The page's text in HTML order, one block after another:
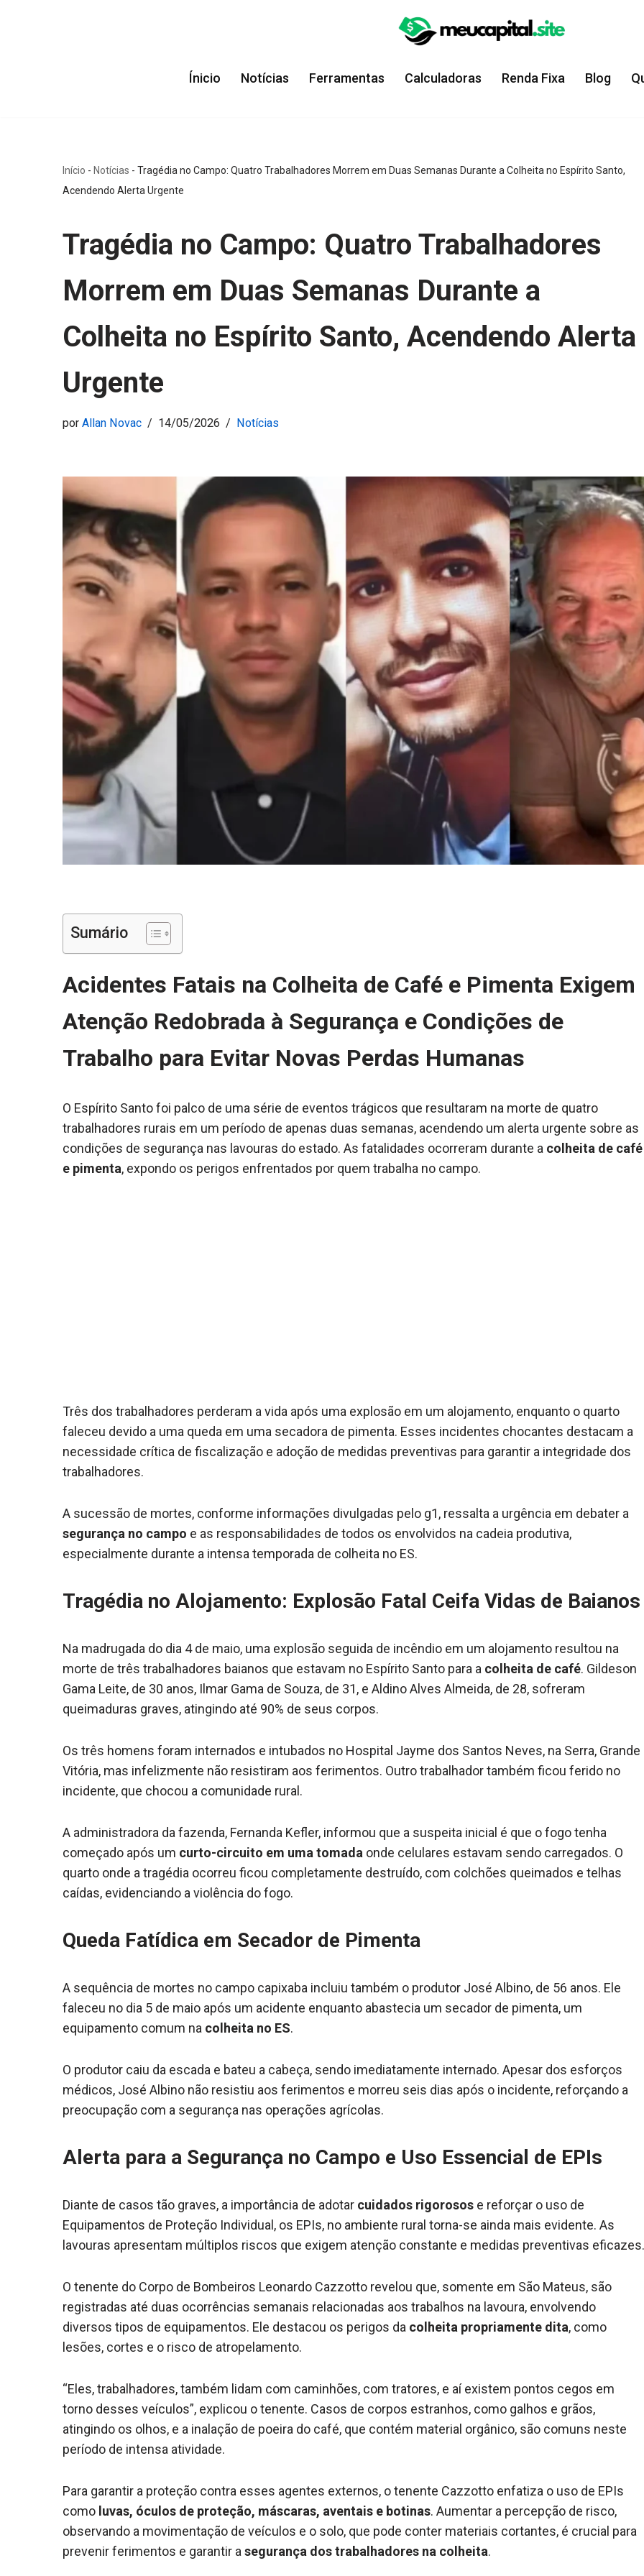
Ínicio Notícias Ferramentas Calculadoras Renda Fixa Blog
Início - Notícias - Tragédia no Campo: Quatro Trabalhadores Morrem em Duas Semanas Durante a Colheita no Espírito Santo,
Acendendo Alerta Urgente
Tragédia no Campo: Quatro Trabalhadores
Morrem em Duas Semanas Durante a
Colheita no Espírito Santo, Acendendo Alerta
Urgente
por Allan Novac 14/05/2026 Notícias
Sumário
Acidentes Fatais na Colheita de Café e Pimenta Exigem
Atenção Redobrada à Segurança e Condições de
Trabalho para Evitar Novas Perdas Humanas
O Espírito Santo foi palco de uma série de eventos trágicos que resultaram na morte de quatro
trabalhadores rurais em um período de apenas duas semanas, acendendo um alerta urgente sobre as
condições de segurança nas lavouras do estado. As fatalidades ocorreram durante a colheita de café
e pimenta, expondo os perigos enfrentados por quem trabalha no campo.
Três dos trabalhadores perderam a vida após uma explosão em um alojamento, enquanto o quarto
faleceu devido a uma queda em uma secadora de pimenta. Esses incidentes chocantes destacam a
necessidade crítica de fiscalização e adoção de medidas preventivas para garantir a integridade dos
trabalhadores.
A sucessão de mortes, conforme informações divulgadas pelo g1, ressalta a urgência em debater a
segurança no campo e as responsabilidades de todos os envolvidos na cadeia produtiva,
especialmente durante a intensa temporada de colheita no ES.
Tragédia no Alojamento: Explosão Fatal Ceifa Vidas de Baianos
Na madrugada do dia 4 de maio, uma explosão seguida de incêndio em um alojamento resultou na
morte de três trabalhadores baianos que estavam no Espírito Santo para a colheita de café. Gildeson
Gama Leite, de 30 anos, Ilmar Gama de Souza, de 31, e Aldino Alves Almeida, de 28, sofreram
queimaduras graves, atingindo até 90% de seus corpos.
Os três homens foram internados e intubados no Hospital Jayme dos Santos Neves, na Serra, Grande
Vitória, mas infelizmente não resistiram aos ferimentos. Outro trabalhador também ficou ferido no
incidente, que chocou a comunidade rural.
A administradora da fazenda, Fernanda Kefler, informou que a suspeita inicial é que o fogo tenha
começado após um curto-circuito em uma tomada onde celulares estavam sendo carregados. O
quarto onde a tragédia ocorreu ficou completamente destruído, com colchões queimados e telhas
caídas, evidenciando a violência do fogo.
Queda Fatídica em Secador de Pimenta
A sequência de mortes no campo capixaba incluiu também o produtor José Albino, de 56 anos. Ele
faleceu no dia 5 de maio após um acidente enquanto abastecia um secador de pimenta, um
equipamento comum na colheita no ES.
O produtor caiu da escada e bateu a cabeça, sendo imediatamente internado. Apesar dos esforços
médicos, José Albino não resistiu aos ferimentos e morreu seis dias após o incidente, reforçando a
preocupação com a segurança nas operações agrícolas.
Alerta para a Segurança no Campo e Uso Essencial de EPIs
Diante de casos tão graves, a importância de adotar cuidados rigorosos e reforçar o uso de
Equipamentos de Proteção Individual, os EPIs, no ambiente rural torna-se ainda mais evidente. As
lavouras apresentam múltiplos riscos que exigem atenção constante e medidas preventivas eficazes.
O tenente do Corpo de Bombeiros Leonardo Cazzotto revelou que, somente em São Mateus, são
registradas até duas ocorrências semanais relacionadas aos trabalhos na lavoura, envolvendo
diversos tipos de equipamentos. Ele destacou os perigos da colheita propriamente dita, como
lesões, cortes e o risco de atropelamento.
“Eles, trabalhadores, também lidam com caminhões, com tratores, e aí existem pontos cegos em
torno desses veículos”, explicou o tenente. Casos de corpos estranhos, como galhos e grãos,
atingindo os olhos, e a inalação de poeira do café, que contém material orgânico, são comuns neste
período de intensa atividade.
Para garantir a proteção contra esses agentes externos, o tenente Cazzotto enfatiza o uso de EPIs
como luvas, óculos de proteção, máscaras, aventais e botinas. Aumentar a percepção de risco,
observando a movimentação de veículos e o solo, que pode conter materiais cortantes, é crucial para
prevenir ferimentos e garantir asegurança dos trabalhadores na colheita.